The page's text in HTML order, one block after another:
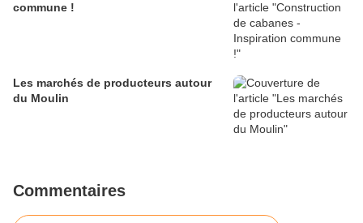
commune !
Les marchés de producteurs autour
du Moulin
Commentaires